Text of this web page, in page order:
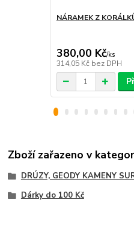
NÁRAMEK Z
380,00 Kč/ks
314,05 Kč bez DPH
Zboží zařazeno v
DRÚZY, GEODY KAMENY
Dárky do 100 Kč